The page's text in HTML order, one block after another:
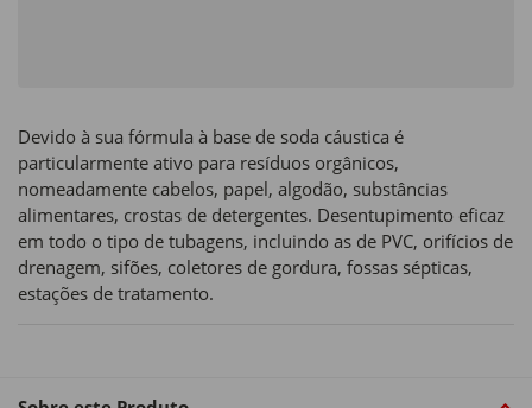
Devido à sua fórmula à base de soda cáustica é
particularmente ativo para resíduos orgânicos,
nomeadamente cabelos, papel, algodão, substâncias
alimentares, crostas de detergentes. Desentupimento eficaz
em todo o tipo de tubagens, incluindo as de PVC, orifícios de
drenagem, sifões, coletores de gordura, fossas sépticas,
estações de tratamento.